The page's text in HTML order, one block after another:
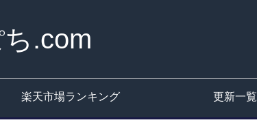
.com
楽天市場ランキング 更新一覧